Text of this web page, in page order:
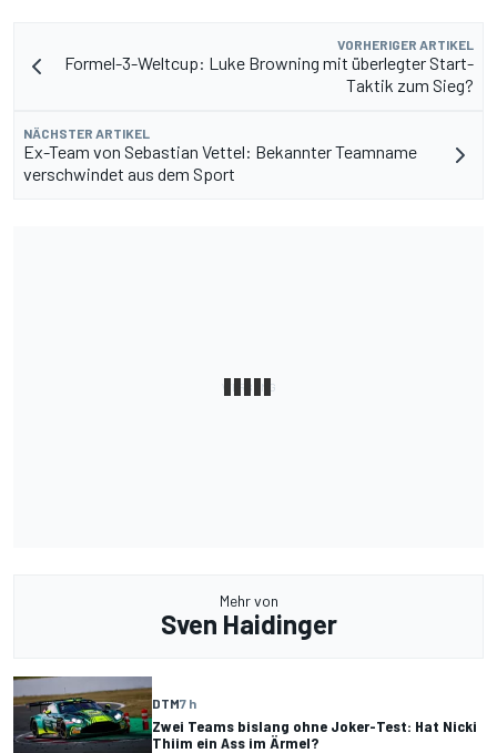
VORHERIGER ARTIKEL
Formel-3-Weltcup: Luke Browning mit überlegter Start-
Taktik zum Sieg?
NÄCHSTER ARTIKEL
Ex-Team von Sebastian Vettel: Bekannter Teamname
verschwindet aus dem Sport
Mehr von
Sven Haidinger
DTM7 h
Zwei Teams bislang ohne Joker-Test: Hat Nicki
Thiim ein Ass im Ärmel?